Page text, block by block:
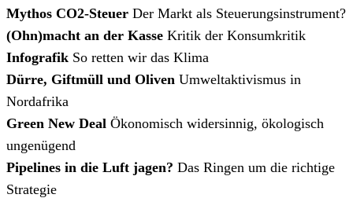
Mythos CO2-Steuer Der Markt als Steuerungsinstrument?
(Ohn)macht an der Kasse Kritik der Konsumkritik
Infografik So retten wir das Klima
Dürre, Giftmüll und Oliven Umweltaktivismus in
Nordafrika
Green New Deal Ökonomisch widersinnig, ökologisch
ungenügend
Pipelines in die Luft jagen? Das Ringen um die richtige
Strategie